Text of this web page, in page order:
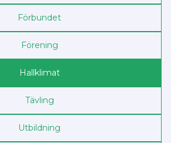
Förbundet
Förening
Hallklimat
Tävling
Utbildning